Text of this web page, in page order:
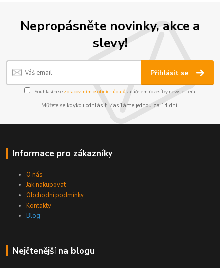
Nepropásněte novinky, akce a
slevy!
Přihlásit se
Souhlasím se zpracováním osobních údajůza účelem rozesílky newsletteru.
Můžete se kdykoli odhlásit. Zasíláme jednou za 14 dní.
Informace pro zákazníky
O nás
Jak nakupovat
Obchodní podmínky
Kontakty
Blog
Nejčtenější na blogu